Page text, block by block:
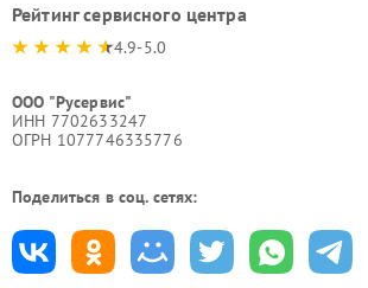
Рейтинг сервисного центра
4.9-5.0
ООО "Русервис"
ИНН 7702633247
ОГРН 1077746335776
Поделиться в соц. сетях: